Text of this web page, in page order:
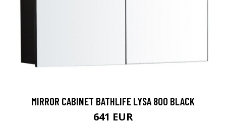
MIRROR CABINET BATHLIFE LYSA 800 BLACK
641 EUR